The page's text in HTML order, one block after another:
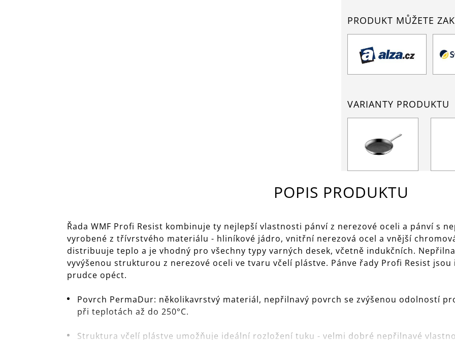
PRODUKT MŮŽETE
VARIANTY PRODUKTU
POPIS PRODUKTU
Řada WMF Profi Resist kombinuje ty nejlepší vlastnosti pánví z nerezové oceli a pánví s
vyrobené z třívrstvého materiálu - hliníkové jádro, vnitřní nerezová ocel a vnější
distribuuje teplo a je vhodný pro všechny typy varných desek, včetně indukčních.
vyvýšenou strukturou z nerezové oceli ve tvaru včelí plástve. Pánve řady Profi Resist
prudce opéct.
Povrch PermaDur: několikavrstvý materiál, nepřilnavý povrch se zvýšenou odolností
při teplotách až do 250°C.
Struktura včelí plástve umožňuje ideální rozložení tuku - velmi dobré nepřilnavé